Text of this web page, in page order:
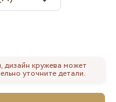
кружева может
уточните детали.